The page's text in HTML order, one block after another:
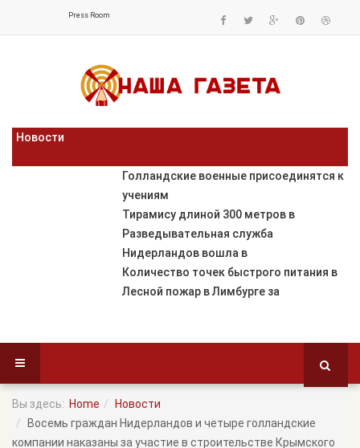
Press Room
Новости
Голландские военные присоединятся к
учениям
Тирамису длиной 300 метров в
Разведывательная служба
Нидерландов вошла в
Количество точек быстрого питания в
Лесной пожар в Лимбурге за
Вы здесь: Home
Новости
Восемь граждан Нидерландов и четыре голландские
компании наказаны за участие в строительстве Крымского